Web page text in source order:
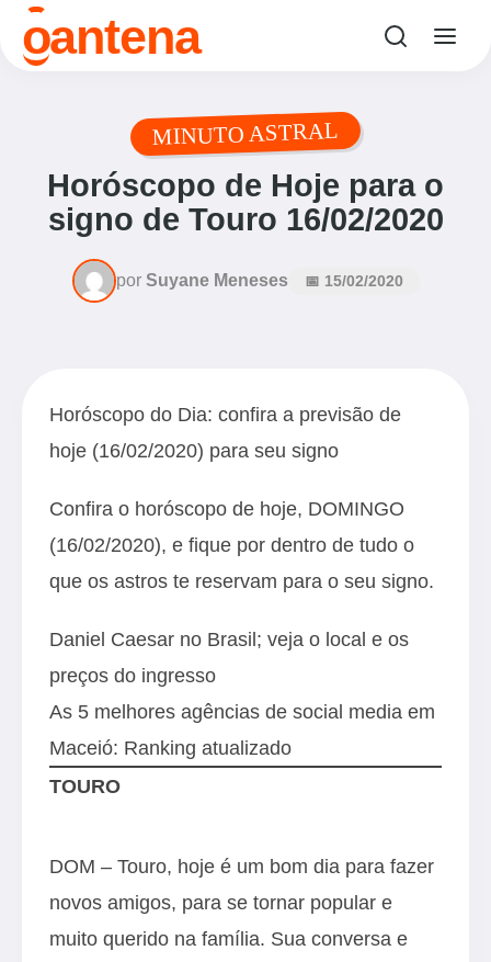
oantena
MINUTO ASTRAL
Horóscopo de Hoje para o
signo de Touro 16/02/2020
por Suyane Meneses 📅 15/02/2020
Horóscopo do Dia: confira a previsão de
hoje (16/02/2020) para seu signo
Confira o horóscopo de hoje, DOMINGO
(16/02/2020), e fique por dentro de tudo o
que os astros te reservam para o seu signo.
Daniel Caesar no Brasil; veja o local e os
preços do ingresso
As 5 melhores agências de social media em
Maceió: Ranking atualizado
TOURO
DOM – Touro, hoje é um bom dia para fazer
novos amigos, para se tornar popular e
muito querido na família. Sua conversa e